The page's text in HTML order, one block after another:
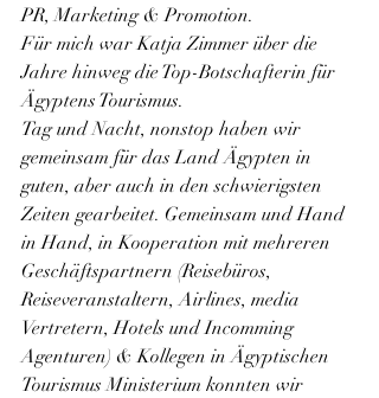
PR, Marketing & Promotion.
Für mich war Katja Zimmer über die
Jahre hinweg die Top-Botschafterin für
Ägyptens Tourismus.
Tag und Nacht, nonstop haben wir
gemeinsam für das Land Ägypten in
guten, aber auch in den schwierigsten
Zeiten gearbeitet. Gemeinsam und Hand
in Hand, in Kooperation mit mehreren
Geschäftspartnern (Reisebüros,
Reiseveranstaltern, Airlines, media
Vertretern, Hotels und Incomming
Agenturen) & Kollegen in Ägyptischen
Tourismus Ministerium konnten wir